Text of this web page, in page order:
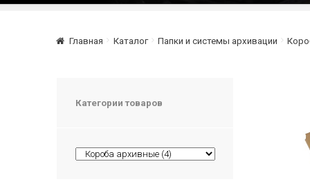
Главная Каталог Папки и системы архивации
Категории товаров